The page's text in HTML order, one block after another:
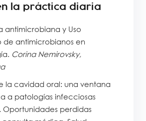
la práctica diaria
antimicrobiana y Uso
de antimicrobianos en
Corina Nemirovsky,
la cavidad oral: una ventana
a patologías infecciosas
Oportunidades perdidas